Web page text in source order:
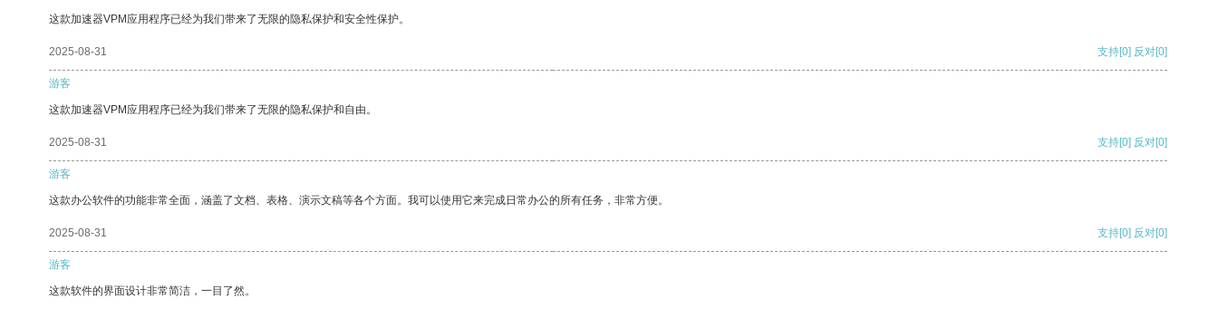
这款加速器VPM应用程序已经为我们带来了无限的隐私保护和安全性保护。
2025-08-31 支持[0] 反对[0]
游客
这款加速器VPM应用程序已经为我们带来了无限的隐私保护和自由。
2025-08-31 支持[0] 反对[0]
游客
这款办公软件的功能非常全面，涵盖了文档、表格、演示文稿等各个方面。我可以使用它来完成日常办公的所有任务，非常方便。
2025-08-31 支持[0] 反对[0]
游客
这款软件的界面设计非常简洁，一目了然。